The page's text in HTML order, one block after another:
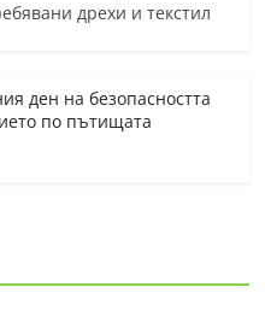
дрехи и текстил
ден на безопасността
по пътищата